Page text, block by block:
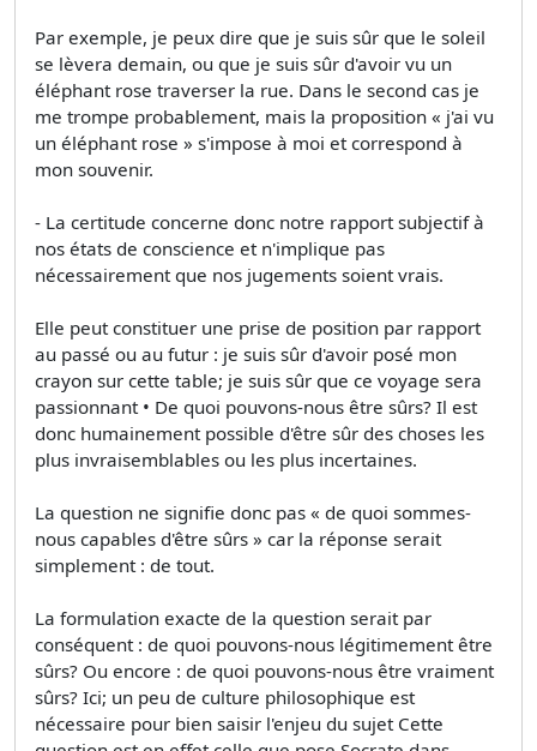
Par exemple, je peux dire que je suis sûr que le soleil
se lèvera demain, ou que je suis sûr d'avoir vu un
éléphant rose traverser la rue. Dans le second cas je
me trompe probablement, mais la proposition « j'ai vu
un éléphant rose » s'impose à moi et correspond à
mon souvenir.
- La certitude concerne donc notre rapport subjectif à
nos états de conscience et n'implique pas
nécessairement que nos jugements soient vrais.
Elle peut constituer une prise de position par rapport
au passé ou au futur : je suis sûr d'avoir posé mon
crayon sur cette table; je suis sûr que ce voyage sera
passionnant • De quoi pouvons-nous être sûrs? Il est
donc humainement possible d'être sûr des choses les
plus invraisemblables ou les plus incertaines.
La question ne signifie donc pas « de quoi sommes-
nous capables d'être sûrs » car la réponse serait
simplement : de tout.
La formulation exacte de la question serait par
conséquent : de quoi pouvons-nous légitimement être
sûrs? Ou encore : de quoi pouvons-nous être vraiment
sûrs? Ici; un peu de culture philosophique est
nécessaire pour bien saisir l'enjeu du sujet Cette